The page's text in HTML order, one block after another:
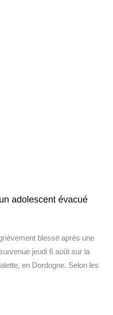
adolescent évacué
blessé après une
jeudi 6 août sur la
en Dordogne. Selon les